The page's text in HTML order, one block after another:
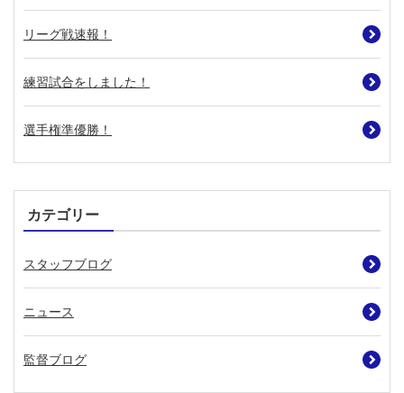
リーグ戦速報！
練習試合をしました！
選手権準優勝！
カテゴリー
スタッフブログ
ニュース
監督ブログ